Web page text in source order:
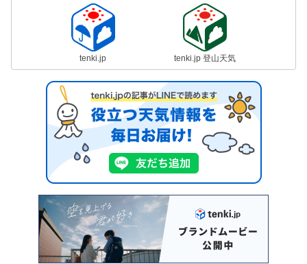
tenki.jp tenki.jp 登山天気